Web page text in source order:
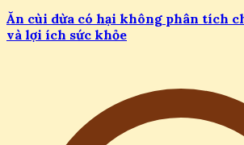
Ăn cùi dừa có hại không phân tích
và lợi ích sức khỏe